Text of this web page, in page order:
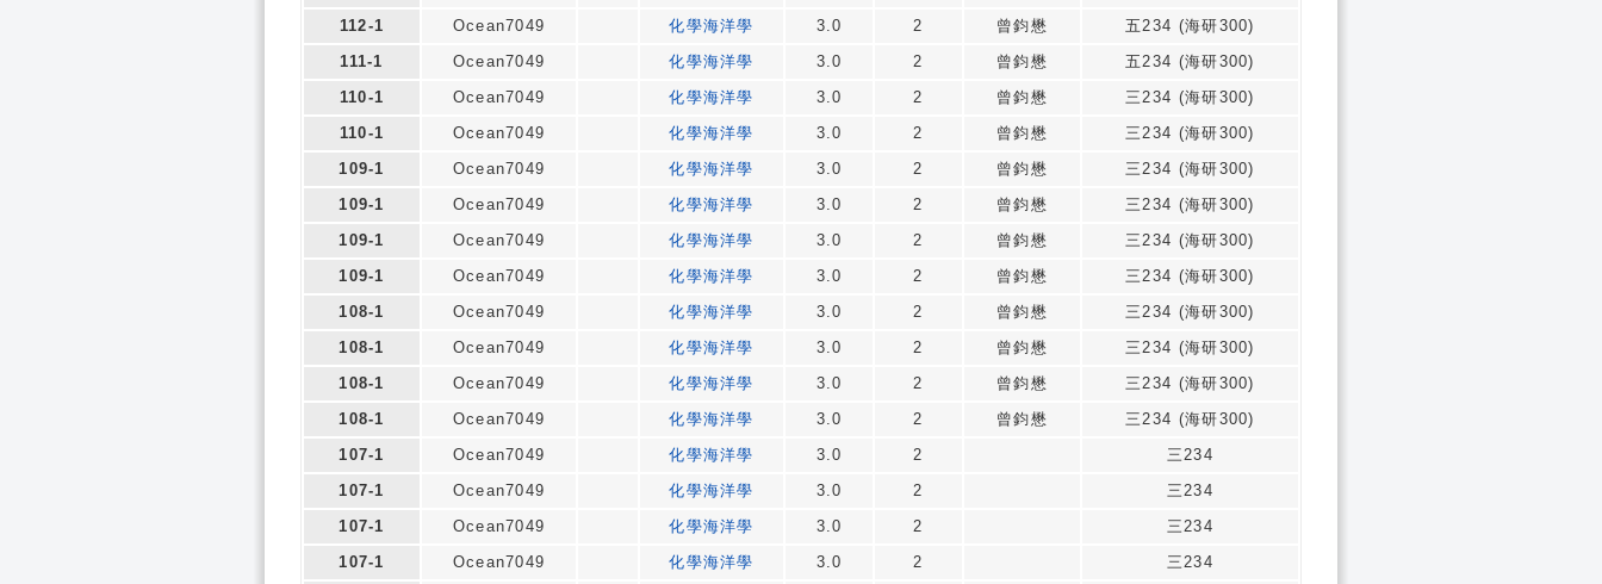
112-1
Ocean7049 化學海洋學 3.0 2 曾鈞懋
五234 (海研300)
111-1
Ocean7049 化學海洋學 3.0 2 曾鈞懋
五234 (海研300)
110-1
Ocean7049 化學海洋學 3.0 2 曾鈞懋
三234 (海研300)
110-1
Ocean7049 化學海洋學 3.0 2 曾鈞懋
三234 (海研300)
109-1
Ocean7049 化學海洋學 3.0 2 曾鈞懋
三234 (海研300)
109-1
Ocean7049 化學海洋學 3.0 2 曾鈞懋
三234 (海研300)
109-1
Ocean7049 化學海洋學 3.0 2 曾鈞懋
三234 (海研300)
109-1
Ocean7049 化學海洋學 3.0 2 曾鈞懋
三234 (海研300)
108-1
Ocean7049 化學海洋學 3.0 2 曾鈞懋
三234 (海研300)
108-1
Ocean7049 化學海洋學 3.0 2 曾鈞懋
三234 (海研300)
108-1
Ocean7049 化學海洋學 3.0 2 曾鈞懋
三234 (海研300)
108-1
Ocean7049 化學海洋學 3.0 2 曾鈞懋
三234 (海研300)
107-1
Ocean7049 化學海洋學 3.0 2
三234
107-1
Ocean7049 化學海洋學 3.0 2
三234
107-1
Ocean7049 化學海洋學 3.0 2
三234
107-1
Ocean7049 化學海洋學 3.0 2
三234